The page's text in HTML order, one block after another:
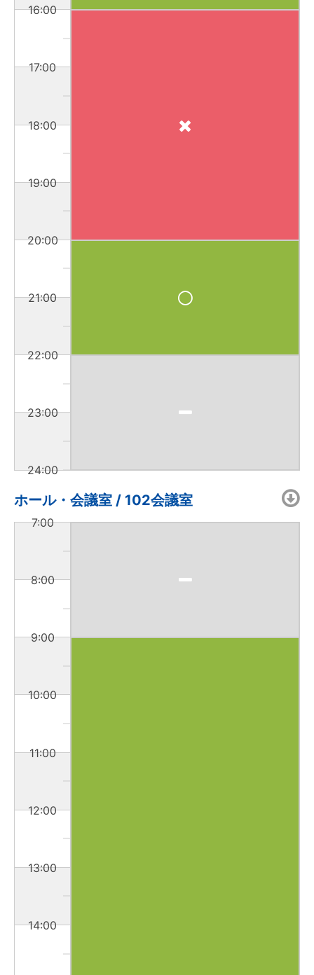
16:00
17:00
18:00
19:00
20:00
21:00
22:00
23:00
24:00
ホール・会議室 / 102会議室
7:00
8:00
9:00
10:00
11:00
12:00
13:00
14:00